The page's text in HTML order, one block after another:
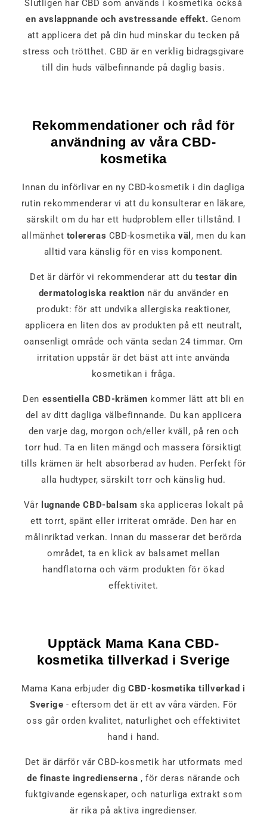
Slutligen har CBD som används i kosmetika också
en avslappnande och avstressande effekt. Genom
att applicera det på din hud minskar du tecken på
stress och trötthet. CBD är en verklig bidragsgivare
till din huds välbefinnande på daglig basis.
Rekommendationer och råd för
användning av våra CBD-
kosmetika
Innan du införlivar en ny CBD-kosmetik i din dagliga
rutin rekommenderar vi att du konsulterar en läkare,
särskilt om du har ett hudproblem eller tillstånd. I
allmänhet tolereras CBD-kosmetikaväl , men du kan
alltid vara känslig för en viss komponent.
Det är därför vi rekommenderar att du testar din
dermatologiska reaktion när du använder en
produkt: för att undvika allergiska reaktioner,
applicera en liten dos av produkten på ett neutralt,
oansenligt område och vänta sedan 24 timmar. Om
irritation uppstår är det bäst att inte använda
kosmetikan i fråga.
Den essentiella CBD-krämen kommer lätt att bli en
del av ditt dagliga välbefinnande. Du kan applicera
den varje dag, morgon och/eller kväll, på ren och
torr hud. Ta en liten mängd och massera försiktigt
tills krämen är helt absorberad av huden. Perfekt för
alla hudtyper, särskilt torr och känslig hud.
Vår lugnande CBD-balsam ska appliceras lokalt på
ett torrt, spänt eller irriterat område. Den har en
målinriktad verkan. Innan du masserar det berörda
området, ta en klick av balsamet mellan
handflatorna och värm produkten för ökad
effektivitet.
Upptäck Mama Kana CBD-
kosmetika tillverkad i Sverige
Mama Kana erbjuder dig CBD-kosmetika tillverkad i
Sverige - eftersom det är ett av våra värden. För
oss går orden kvalitet, naturlighet och effektivitet
hand i hand.
Det är därför vår CBD-kosmetik har utformats med
de finaste ingredienserna , för deras närande och
fuktgivande egenskaper, och naturliga extrakt som
är rika på aktiva ingredienser.